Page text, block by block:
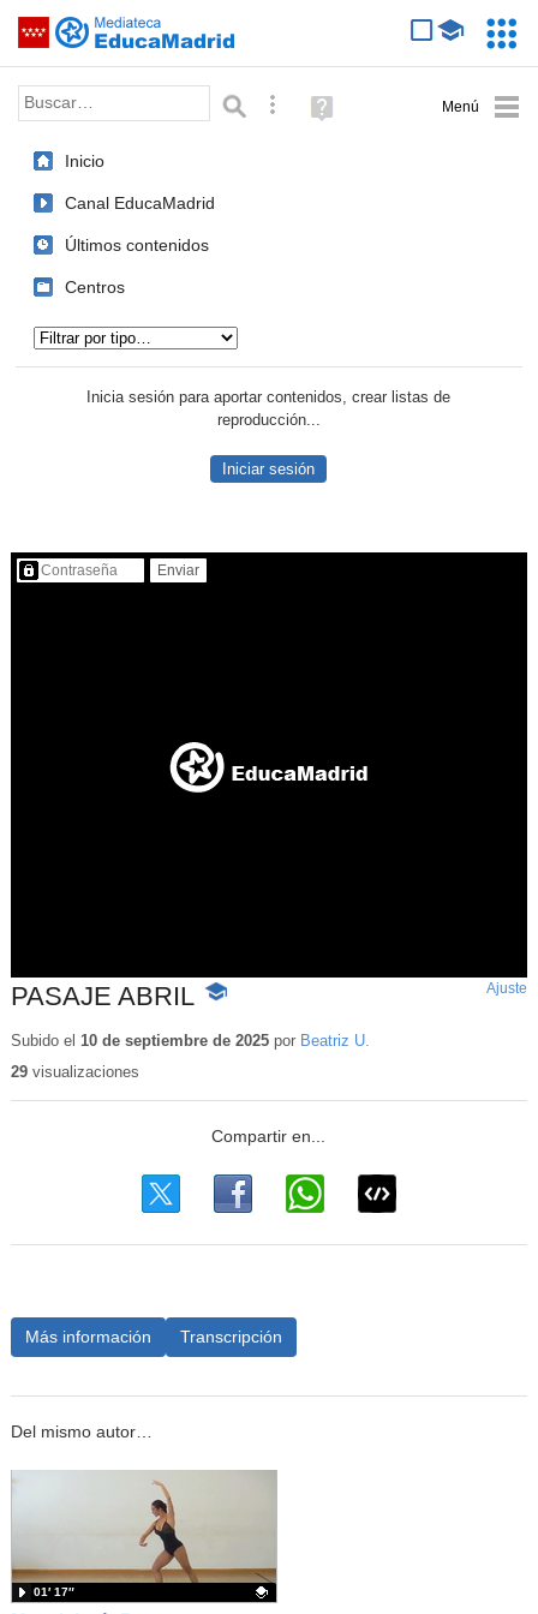
Saltar navegación
Palabra o frase: Búsqueda avanzada
Ayuda
(en
Inicio
Canal EducaMadrid
Últimos contenidos
Centros
Inicia sesión para aportar contenidos, crear listas de
reproducción...
Iniciar sesión
Contenido protegido…
PASAJE ABRIL -
educativo
Ajuste
Subido el 10 de septiembre de 2025por Beatriz U.
29visualizaciones
Más información Transcripción
Del mismo autor…
01′ 17″